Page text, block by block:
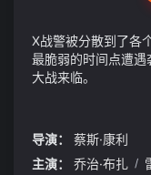
X战警被分散到了各
最脆弱的时间点遭
大战来临。
导演：
蔡斯·康利
主演：
乔治·布扎 /